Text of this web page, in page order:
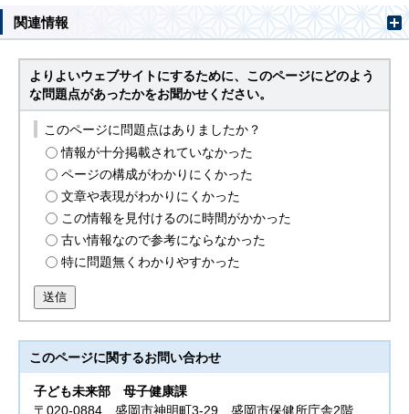
関連情報
よりよいウェブサイトにするために、このページにどのよう
な問題点があったかをお聞かせください。
このページに問題点はありましたか？
情報が十分掲載されていなかった
ページの構成がわかりにくかった
文章や表現がわかりにくかった
この情報を見付けるのに時間がかかった
古い情報なので参考にならなかった
特に問題無くわかりやすかった
送信
このページに関するお問い合わせ
子ども未来部母子健康課
〒020-0884 盛岡市神明町3-29 盛岡市保健所庁舎2階